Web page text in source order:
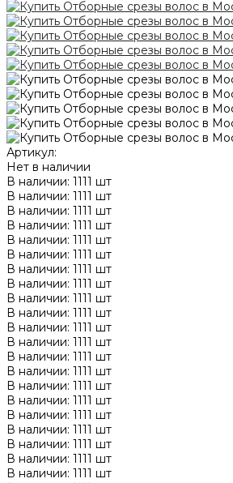
Артикул:
Нет в наличии
В наличии: 1111 шт
В наличии: 1111 шт
В наличии: 1111 шт
В наличии: 1111 шт
В наличии: 1111 шт
В наличии: 1111 шт
В наличии: 1111 шт
В наличии: 1111 шт
В наличии: 1111 шт
В наличии: 1111 шт
В наличии: 1111 шт
В наличии: 1111 шт
В наличии: 1111 шт
В наличии: 1111 шт
В наличии: 1111 шт
В наличии: 1111 шт
В наличии: 1111 шт
В наличии: 1111 шт
В наличии: 1111 шт
В наличии: 1111 шт
В наличии: 1111 шт